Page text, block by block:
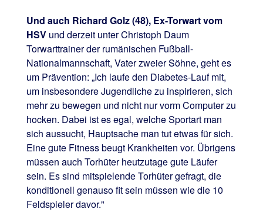
Und auch Richard Golz (48), Ex-Torwart vom
HSVund derzeit unter Christoph Daum
Torwarttrainer der rumänischen Fußball-
Nationalmannschaft, Vater zweier Söhne, geht es
um Prävention: „Ich laufe den Diabetes-Lauf mit,
um insbesondere Jugendliche zu inspirieren, sich
mehr zu bewegen und nicht nur vorm Computer zu
hocken. Dabei ist es egal, welche Sportart man
sich aussucht, Hauptsache man tut etwas für sich.
Eine gute Fitness beugt Krankheiten vor. Übrigens
müssen auch Torhüter heutzutage gute Läufer
sein. Es sind mitspielende Torhüter gefragt, die
konditionell genauso fit sein müssen wie die 10
Feldspieler davor."